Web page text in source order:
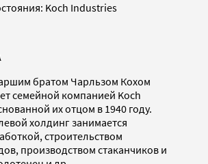
Koch Industries
братом Чарльзом Кохом
семейной компанией Koch
их отцом в 1940 году.
холдинг занимается
строительством
производством стаканчиков и